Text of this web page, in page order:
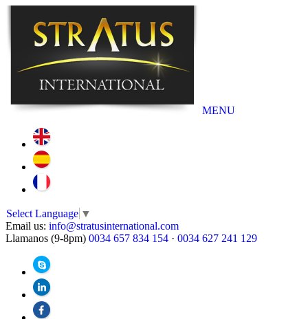
MENU
Select Language ▼
Email us: info@stratusinternational.com
Llamanos (9-8pm) 0034 657 834 154 · 0034 627 241 129